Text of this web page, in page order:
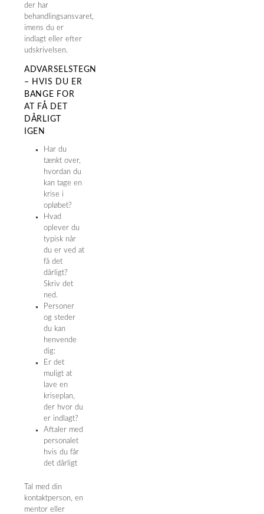
der har
behandlingsansvaret,
imens du er
indlagt eller efter
udskrivelsen.
ADVARSELSTEGN
– HVIS DU ER
BANGE FOR
AT FÅ DET
DÅRLIGT
IGEN
Har du
tænkt over,
hvordan du
kan tage en
krise i
opløbet?
Hvad
oplever du
typisk når
du er ved at
få det
dårligt?
Skriv det
ned.
Personer
og steder
du kan
henvende
dig:
Er det
muligt at
lave en
kriseplan,
der hvor du
er indlagt?
Aftaler med
personalet
hvis du får
det dårligt
Tal med din
kontaktperson, en
mentor eller